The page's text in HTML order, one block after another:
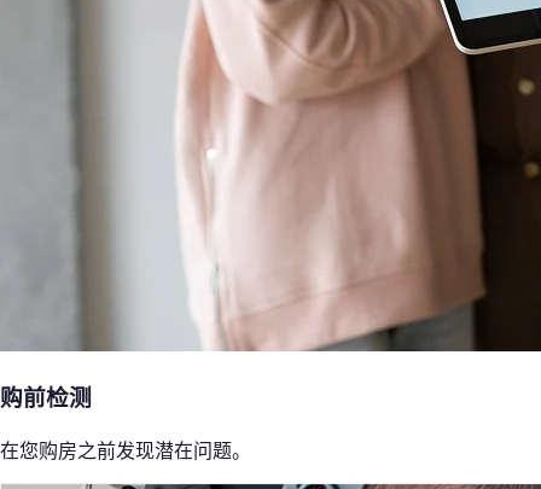
购前检测
在您购房之前发现潜在问题。